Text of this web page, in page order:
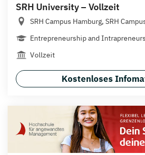
SRH University – Vollzeit
SRH Campus Hamburg, SRH
Entrepreneurship and
Vollzeit
Kostenloses